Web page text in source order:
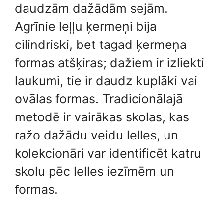
daudzām dažādām sejām.
Agrīnie leļļu ķermeņi bija
cilindriski, bet tagad ķermeņa
formas atšķiras; dažiem ir izliekti
laukumi, tie ir daudz kuplāki vai
ovālas formas. Tradicionālajā
metodē ir vairākas skolas, kas
ražo dažādu veidu lelles, un
kolekcionāri var identificēt katru
skolu pēc lelles iezīmēm un
formas.